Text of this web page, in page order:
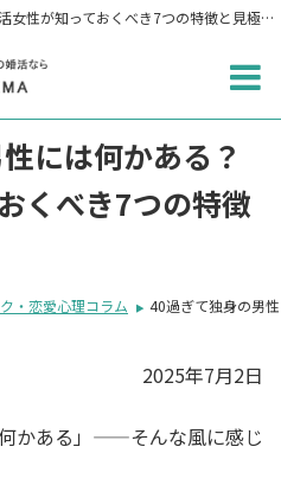
40過ぎて独身の男性には何かある？婚活女性が知っておくべき7つの特徴と見極め方
には何かある？
くべき7つの特徴
・恋愛心理コラム 40過ぎて独身の男
2025年7月2日
何かある」——そんな風に感じ